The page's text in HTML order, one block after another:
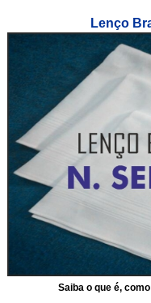
Lenço
Saiba o que é,